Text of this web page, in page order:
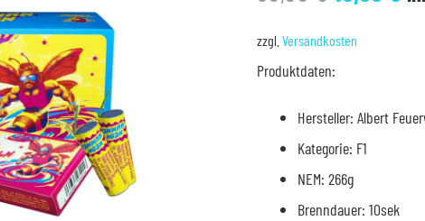
Preis
war:
30,00 €
zzgl. Versandkosten
Produktdaten:
Hersteller: Albert
Kategorie: F1
NEM: 266g
Brenndauer: 10sek